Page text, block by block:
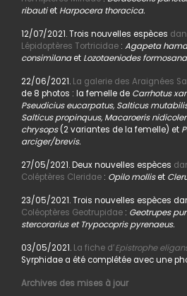
ribautiet Harpocera thoracica.
12/07/2021. Trois nouvelles espèces
Lépidoptères Tortricidae: Agapeta
consimilanaet Lozotaeniodes
22/06/2021. La galerie des Araignées
de 8 photos : la femelle de Carrhotus
Pseudicius eucarpatus, Salticus
Salticus propinquus, Macaroeris
chrysops(2 variantes de la femelle) et
arciger/brevis.
27/05/2021. Deux nouvelles espèces
Coléptères Cleridae: Opilo molliset
23/05/2021. Trois nouvelles espèces
Coléoptères Geotrupidae: Geotrupes
stercorarius et Trypocopris pyrenaeus.
03/05/2021. La fiche d’Epistrophe
Syrphidae a été complétée avec une
Archives des mises à jour